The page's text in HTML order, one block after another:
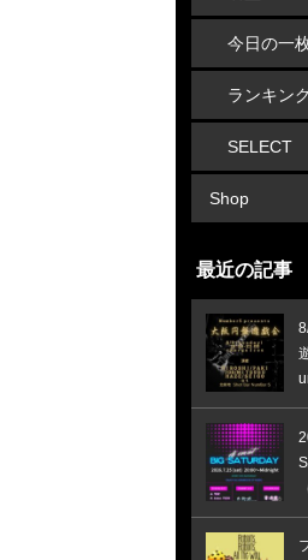
今日の一
ランキン
SELECT
Shop
最近の記事